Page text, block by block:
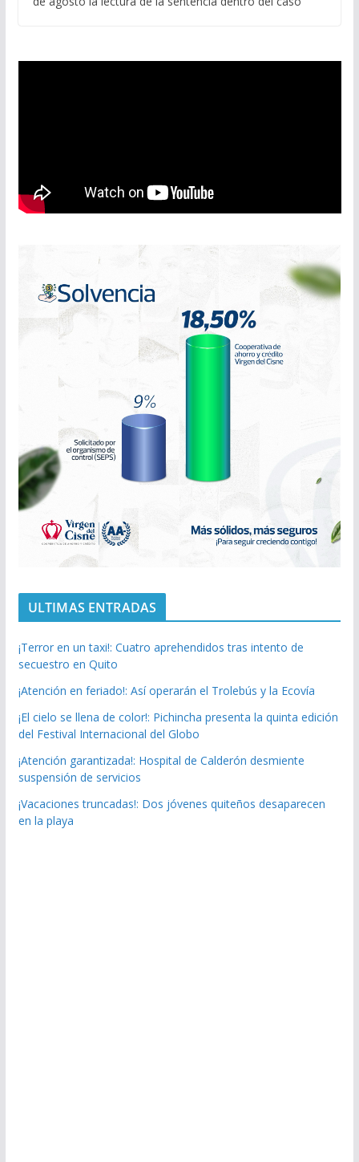
ULTIMAS ENTRADAS
¡Terror en un taxi!: Cuatro aprehendidos tras intento de
secuestro en Quito
¡Atención en feriado!: Así operarán el Trolebús y la Ecovía
¡El cielo se llena de color!: Pichincha presenta la quinta edición
del Festival Internacional del Globo
¡Atención garantizada!: Hospital de Calderón desmiente
suspensión de servicios
¡Vacaciones truncadas!: Dos jóvenes quiteños desaparecen
en la playa